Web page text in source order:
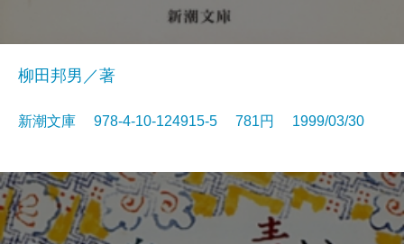
柳田邦男／著
新潮文庫 978-4-10-124915-5 781円 1999/03/30